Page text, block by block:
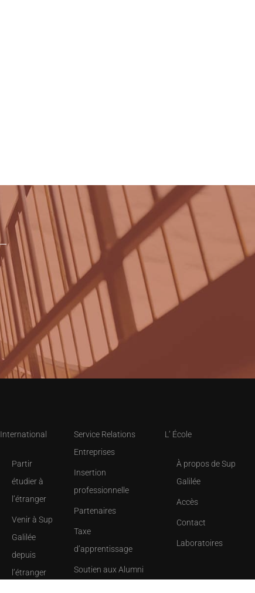
International
Partir
étudier à
l’étranger
Venir à Sup
Galilée
depuis
l’étranger
Service Relations
Entreprises
Insertion
professionnelle
Partenaires
Taxe
d’apprentissage
Soutien aux Alumni
L’ École
À propos de Sup
Galilée
Accès
Contact
Laboratoires